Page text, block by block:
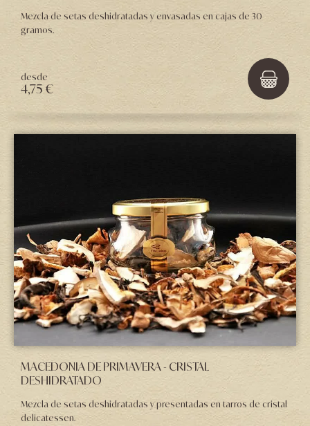
Mezcla de setas deshidratadas y envasadas en cajas de 30
gramos.
desde
4,75 €
MACEDONIA DE PRIMAVERA - CRISTAL
DESHIDRATADO
Mezcla de setas deshidratadas y presentadas en tarros de cristal
delicatessen.